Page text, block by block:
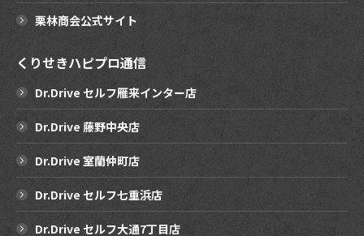
栗林商会公式サイト
くりせきハピプロ通信
Dr.Drive セルフ雁来インター店
Dr.Drive 藤野中央店
Dr.Drive 室蘭仲町店
Dr.Drive セルフ七重浜店
Dr.Drive セルフ大通7丁目店